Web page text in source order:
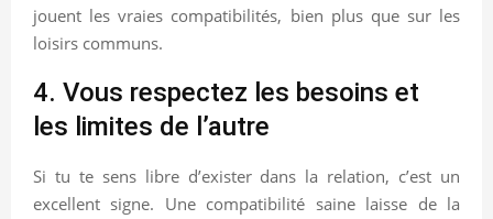
jouent les vraies compatibilités, bien plus que sur les
loisirs communs.
4. Vous respectez les besoins et
les limites de l’autre
Si tu te sens libre d’exister dans la relation, c’est un
excellent signe. Une compatibilité saine laisse de la